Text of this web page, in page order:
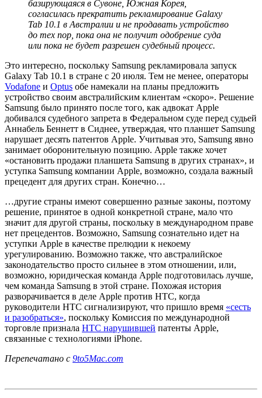
базирующаяся в Сувоне, Южная Корея,
согласилась прекратить рекламирование Galaxy
Tab 10.1 в Австралии и не продавать устройство
до тех пор, пока она не получит одобрение суда
или пока не будет разрешен судебный процесс.
Это интересно, поскольку Samsung рекламировала запуск
Galaxy Tab 10.1 в стране с 20 июля. Тем не менее, операторы
Vodafone и Optus обе намекали на планы предложить
устройство своим австралийским клиентам «скоро». Решение
Samsung было принято после того, как адвокат Apple
добивался судебного запрета в Федеральном суде перед судьей
Аннабель Беннетт в Сиднее, утверждая, что планшет Samsung
нарушает десять патентов Apple. Учитывая это, Samsung явно
занимает оборонительную позицию. Apple также хочет
«остановить продажи планшета Samsung в других странах», и
уступка Samsung компании Apple, возможно, создала важный
прецедент для других стран. Конечно…
…другие страны имеют совершенно разные законы, поэтому
решение, принятое в одной конкретной стране, мало что
значит для другой страны, поскольку в международном праве
нет прецедентов. Возможно, Samsung сознательно идет на
уступки Apple в качестве прелюдии к некоему
урегулированию. Возможно также, что австралийское
законодательство просто сильнее в этом отношении, или,
возможно, юридическая команда Apple подготовилась лучше,
чем команда Samsung в этой стране. Похожая история
разворачивается в деле Apple против HTC, когда
руководители HTC сигнализируют, что пришло время «сесть
и разобраться», поскольку Комиссия по международной
торговле признала HTC нарушившей патенты Apple,
связанные с технологиями iPhone.
Перепечатано с 9to5Mac.com